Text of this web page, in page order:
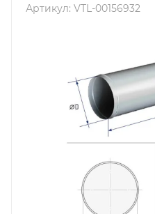
Артикул: VTL-00156932